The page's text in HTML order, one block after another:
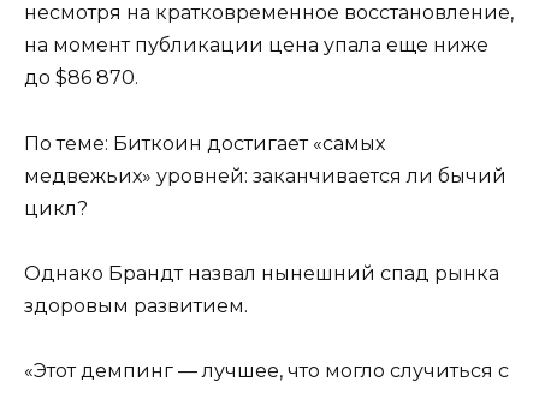
несмотря на кратковременное восстановление,
на момент публикации цена упала еще ниже
до $86 870.
По теме: Биткоин достигает «самых
медвежьих» уровней: заканчивается ли бычий
цикл?
Однако Брандт назвал нынешний спад рынка
здоровым развитием.
«Этот демпинг — лучшее, что могло случиться с